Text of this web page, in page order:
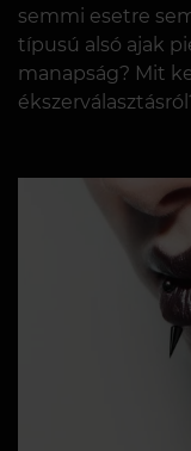
semmi esetre
típusú alsó ajak
manapság? Mit